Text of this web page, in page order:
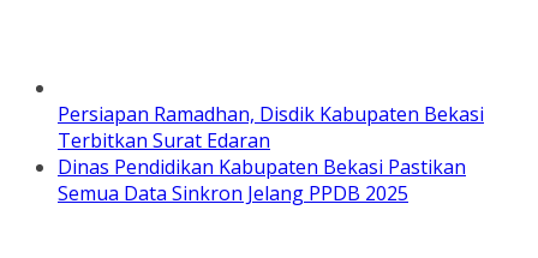
Persiapan Ramadhan, Disdik Kabupaten Bekasi
Terbitkan Surat Edaran
Dinas Pendidikan Kabupaten Bekasi Pastikan
Semua Data Sinkron Jelang PPDB 2025